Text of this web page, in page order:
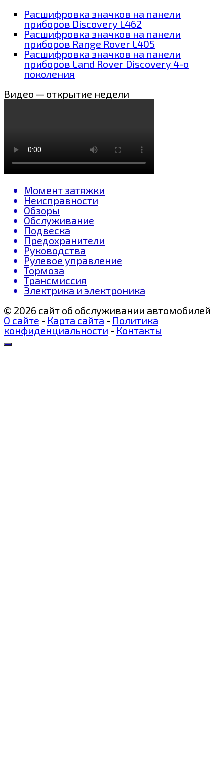
Расшифровка значков на панели
приборов Discovery L462
Расшифровка значков на панели
приборов Range Rover L405
Расшифровка значков на панели
приборов Land Rover Discovery 4-о
поколения
Видео — открытие недели
Момент затяжки
Неисправности
Обзоры
Обслуживание
Подвеска
Предохранители
Руководства
Рулевое управление
Тормоза
Трансмиссия
Электрика и электроника
© 2026 сайт об обслуживании автомобилей
О сайте - Карта сайта - Политика
конфиденциальности - Контакты